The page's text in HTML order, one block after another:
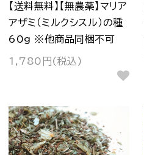
【送料無料】【無農薬】マリア
アザミ（ミルクシスル）の種
60g ※他商品同梱不可
1,780円(税込)